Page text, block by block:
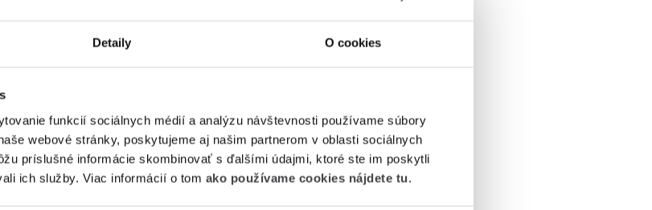
Detaily O cookies
funkcií sociálnych médií a analýzu návštevnosti používame súbory
webové stránky, poskytujeme aj našim partnerom v oblasti sociálnych
príslušné informácie skombinovať s ďalšími údajmi, ktoré ste im poskytli
ich služby. Viac informácií o tom ako používame cookies nájdete tu.